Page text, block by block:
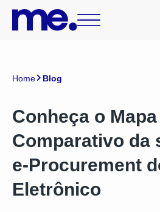
Home Blog
Conheça o Mapa
Comparativo da
e-Procurement
Eletrônico